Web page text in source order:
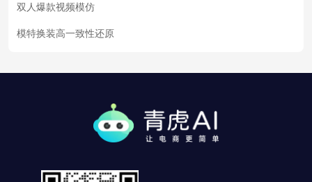
双人爆款视频模仿
模特换装高一致性还原